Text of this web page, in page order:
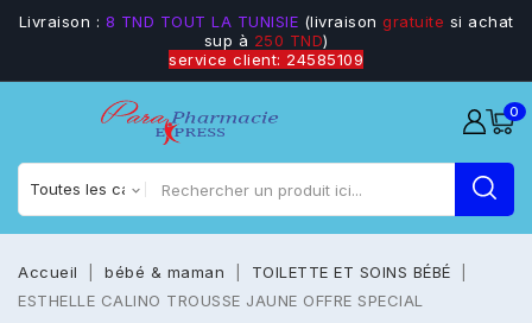
Livraison : 8 TND TOUT LA TUNISIE (livraison gratuite si achat
sup à 250 TND)
service client: 24585109
0
Accueil bébé & maman
TOILETTE ET SOINS BÉBÉ
ESTHELLE CALINO TROUSSE JAUNE OFFRE SPECIAL